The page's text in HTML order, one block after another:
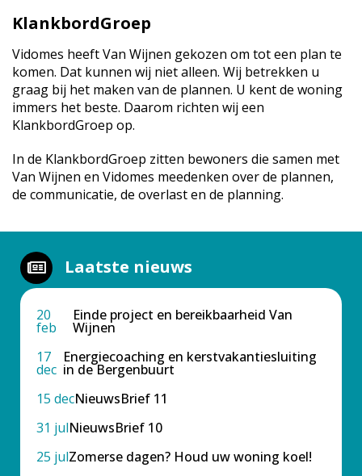
KlankbordGroep
Vidomes heeft Van Wijnen gekozen om tot een plan te
komen. Dat kunnen wij niet alleen. Wij betrekken u
graag bij het maken van de plannen. U kent de woning
immers het beste. Daarom richten wij een
KlankbordGroep op.
In de KlankbordGroep zitten bewoners die samen met
Van Wijnen en Vidomes meedenken over de plannen,
de communicatie, de overlast en de planning.
Laatste nieuws
20
feb
Einde project en bereikbaarheid Van
Wijnen
17
dec
Energiecoaching en kerstvakantiesluiting
in de Bergenbuurt
15 decNieuwsBrief 11
31 julNieuwsBrief 10
25 julZomerse dagen? Houd uw woning koel!